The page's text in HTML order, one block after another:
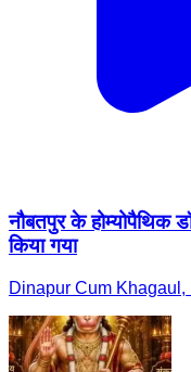
नौबतपुर के होम्योपैथिक
किया गया
Dinapur Cum